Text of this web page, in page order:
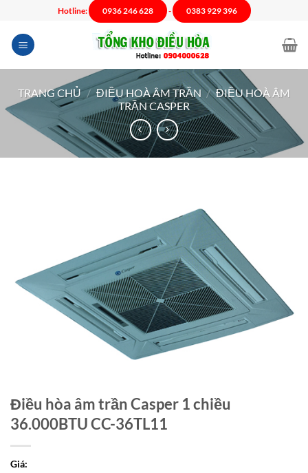
nội
dung
Hotline: 0936 246 628 - 0383 929 396
TRANG CHỦ / ĐIỀU HOÀ ÂM TRẦN / ĐIỀU HOÀ ÂM
TRẦN CASPER
Điều hòa âm trần Casper 1 chiều
36.000BTU CC-36TL11
Giá: